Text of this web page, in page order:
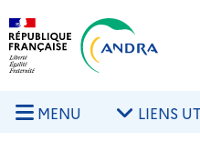
Aller au contenu principal
MENU LIENS